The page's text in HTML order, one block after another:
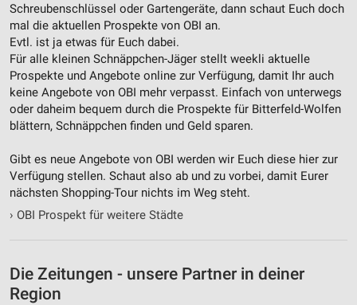
Schreubenschlüssel oder Gartengeräte, dann schaut Euch doch
mal die aktuellen Prospekte von OBI an.
Evtl. ist ja etwas für Euch dabei.
Für alle kleinen Schnäppchen-Jäger stellt weekli aktuelle
Prospekte und Angebote online zur Verfügung, damit Ihr auch
keine Angebote von OBI mehr verpasst. Einfach von unterwegs
oder daheim bequem durch die Prospekte für Bitterfeld-Wolfen
blättern, Schnäppchen finden und Geld sparen.
Gibt es neue Angebote von OBI werden wir Euch diese hier zur
Verfügung stellen. Schaut also ab und zu vorbei, damit Eurer
nächsten Shopping-Tour nichts im Weg steht.
› OBI Prospekt für weitere Städte
Die Zeitungen - unsere Partner in deiner
Region
Nicht-IAB-Verarbeitungszwecke:
Notwendig
Performance
Funktional
Werbung